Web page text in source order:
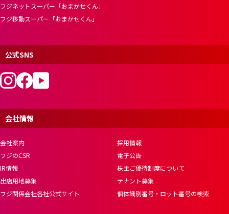
フジネットスーパー「おまかせくん」
フジ移動スーパー「おまかせくん」
公式SNS
会社情報
会社案内
採用情報
フジのCSR
電子公告
IR情報
株主ご優待制度について
出店用地募集
テナント募集
フジ関係会社各社公式サイト
個体識別番号・ロット番号の検索